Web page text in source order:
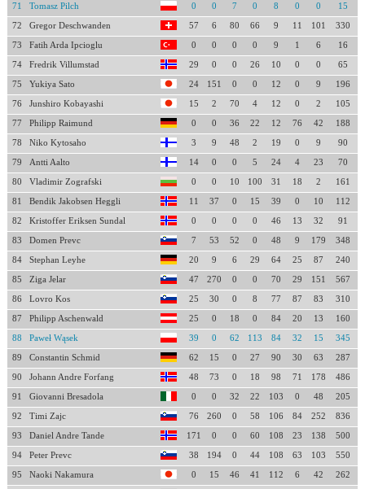
71 Tomasz Pilch 0 0 7 0 8 0 0 15
72 Gregor Deschwanden 57 6 80 66 9 11 101 330
73 Fatih Arda Ipcioglu 0 0 0 0 9 1 6 16
74 Fredrik Villumstad 29 0 0 26 10 0 0 65
75 Yukiya Sato 24 151 0 0 12 0 9 196
76 Junshiro Kobayashi 15 2 70 4 12 0 2 105
77 Philipp Raimund 0 0 36 22 12 76 42 188
78 Niko Kytosaho 3 9 48 2 19 0 9 90
79 Antti Aalto 14 0 0 5 24 4 23 70
80 Vladimir Zografski 0 0 10 100 31 18 2 161
81 Bendik Jakobsen Heggli 11 37 0 15 39 0 10 112
82 Kristoffer Eriksen Sundal 0 0 0 0 46 13 32 91
83 Domen Prevc 7 53 52 0 48 9 179 348
84 Stephan Leyhe 20 9 6 29 64 25 87 240
85 Ziga Jelar 47 270 0 0 70 29 151 567
86 Lovro Kos 25 30 0 8 77 87 83 310
87 Philipp Aschenwald 25 0 18 0 84 20 13 160
88 Paweł Wąsek 39 0 62 113 84 32 15 345
89 Constantin Schmid 62 15 0 27 90 30 63 287
90 Johann Andre Forfang 48 73 0 18 98 71 178 486
91 Giovanni Bresadola 0 0 32 22 103 0 48 205
92 Timi Zajc 76 260 0 58 106 84 252 836
93 Daniel Andre Tande 171 0 0 60 108 23 138 500
94 Peter Prevc 38 194 0 44 108 63 103 550
95 Naoki Nakamura 0 15 46 41 112 6 42 262